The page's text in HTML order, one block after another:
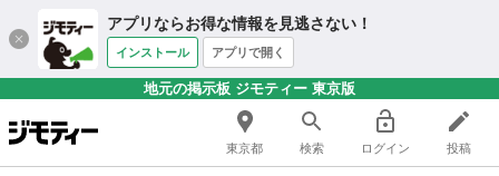
アプリならお得な情報を見逃さない！
インストール アプリで開く
地元の掲示板 ジモティー 東京版
東京都 検索 ログイン 投稿